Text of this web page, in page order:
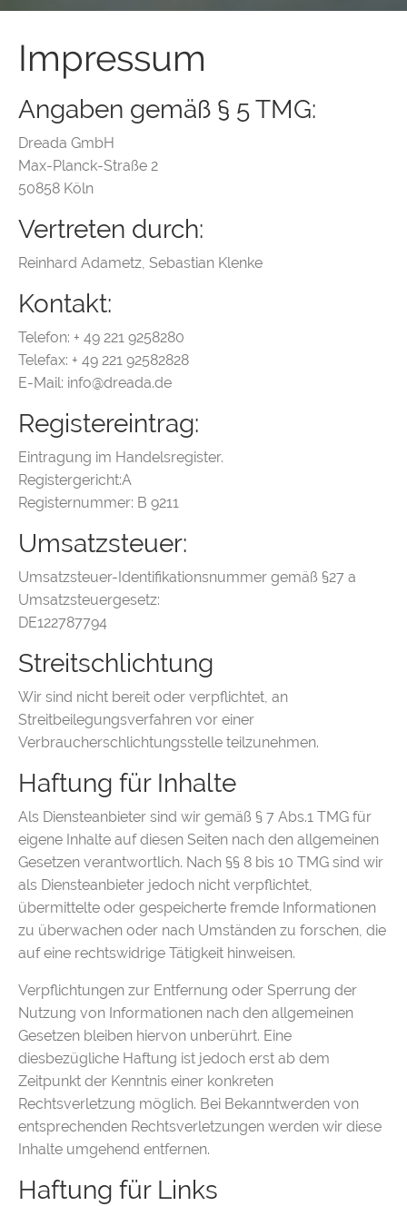
Impressum
Angaben gemäß § 5 TMG:
Dreada GmbH
Max-Planck-Straße 2
50858 Köln
Vertreten durch:
Reinhard Adametz, Sebastian Klenke
Kontakt:
Telefon: + 49 221 9258280
Telefax: + 49 221 92582828
E-Mail: info@dreada.de
Registereintrag:
Eintragung im Handelsregister.
Registergericht:A
Registernummer: B 9211
Umsatzsteuer:
Umsatzsteuer-Identifikationsnummer gemäß §27 a
Umsatzsteuergesetz:
DE122787794
Streitschlichtung
Wir sind nicht bereit oder verpflichtet, an
Streitbeilegungsverfahren vor einer
Verbraucherschlichtungsstelle teilzunehmen.
Haftung für Inhalte
Als Diensteanbieter sind wir gemäß § 7 Abs.1 TMG für
eigene Inhalte auf diesen Seiten nach den allgemeinen
Gesetzen verantwortlich. Nach §§ 8 bis 10 TMG sind wir
als Diensteanbieter jedoch nicht verpflichtet,
übermittelte oder gespeicherte fremde Informationen
zu überwachen oder nach Umständen zu forschen, die
auf eine rechtswidrige Tätigkeit hinweisen.
Verpflichtungen zur Entfernung oder Sperrung der
Nutzung von Informationen nach den allgemeinen
Gesetzen bleiben hiervon unberührt. Eine
diesbezügliche Haftung ist jedoch erst ab dem
Zeitpunkt der Kenntnis einer konkreten
Rechtsverletzung möglich. Bei Bekanntwerden von
entsprechenden Rechtsverletzungen werden wir diese
Inhalte umgehend entfernen.
Haftung für Links